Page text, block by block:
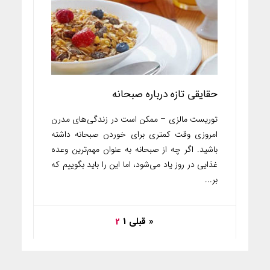
حقایقی تازه درباره صبحانه‌
توریست مالزی – ممکن است در زندگی‌های مدرن
امروزی وقت کمتری برای خوردن صبحانه داشته
باشید. اگر چه از صبحانه به عنوان مهم‌ترین وعده‌
غذایی در روز یاد می‌شود، اما این را باید بگوییم که
بر...
« قبلی 1
2